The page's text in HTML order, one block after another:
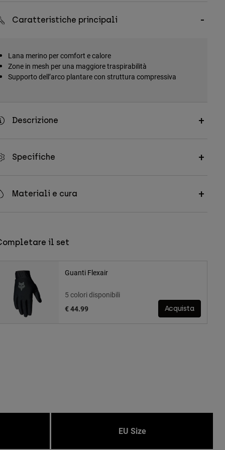
Caratteristiche principali
Lana merino per comfort e calore
Zone in mesh per una maggiore traspirabilità
Supporto dell’arco plantare con struttura compressiva
Descrizione
Specifiche
Materiali e cura
il set
Guanti Flexair
5 colori disponibili
€ 44.99
Acquista
EU Size